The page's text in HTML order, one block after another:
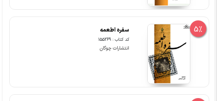
5% سفره اطعمه
کد کتاب : 155269
انتشارات چوگان